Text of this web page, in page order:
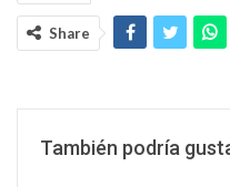
Share
También podría